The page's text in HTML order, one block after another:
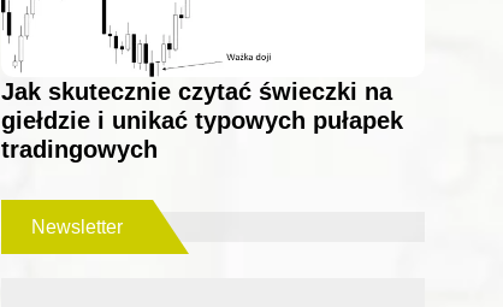
Jak skutecznie czytać świeczki na
giełdzie i unikać typowych pułapek
tradingowych
Newsletter